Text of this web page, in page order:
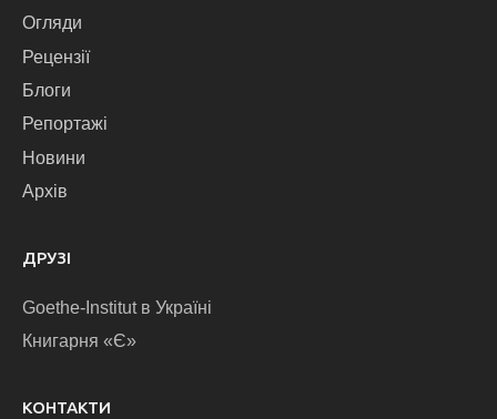
Огляди
Рецензії
Блоги
Репортажі
Новини
Архів
ДРУЗІ
Goethe-Institut в Україні
Книгарня «Є»
КОНТАКТИ